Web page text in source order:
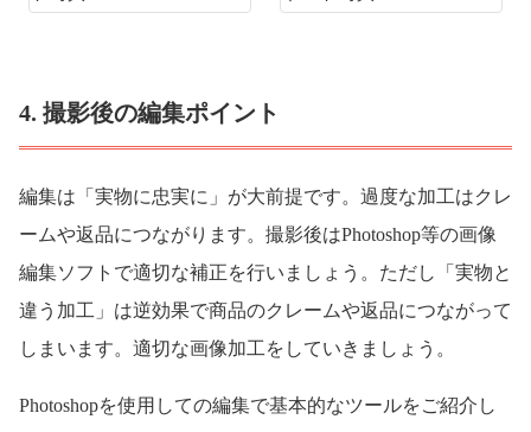
4. 撮影後の編集ポイント
編集は「実物に忠実に」が大前提です。過度な加工はクレ
ームや返品につながります。撮影後はPhotoshop等の画像
編集ソフトで適切な補正を行いましょう。ただし「実物と
違う加工」は逆効果で商品のクレームや返品につながって
しまいます。適切な画像加工をしていきましょう。
Photoshopを使用しての編集で基本的なツールをご紹介し